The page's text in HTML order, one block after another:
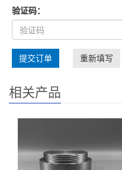
验证码：
提交订单 重新填写
相关产品